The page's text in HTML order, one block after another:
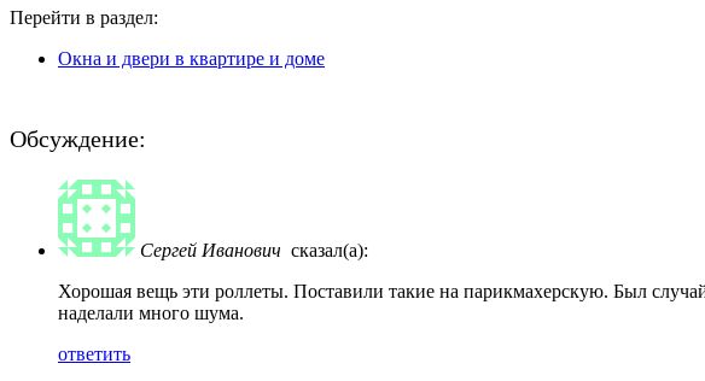
Перейти в раздел:
Окна и двери в квартире и доме
Обсуждение:
Сергей Иванович сказал(а):
Хорошая вещь эти роллеты. Поставили такие на парикмахерскую. Был
наделали много шума.
ответить